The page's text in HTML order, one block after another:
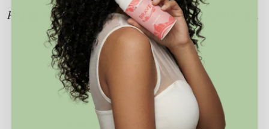
PACK SAKURITA: JABONERA + CHAMPÚ SÓLIDO
24 reseñas
31,95€
Pink Citrus - cuero cabelludo medio
White Tropic - cuero cabellido seco